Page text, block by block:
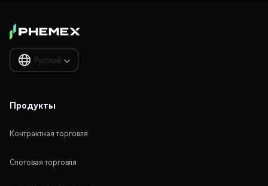
Русский 
Продукты
Контрактная торговля
Спотовая торговля